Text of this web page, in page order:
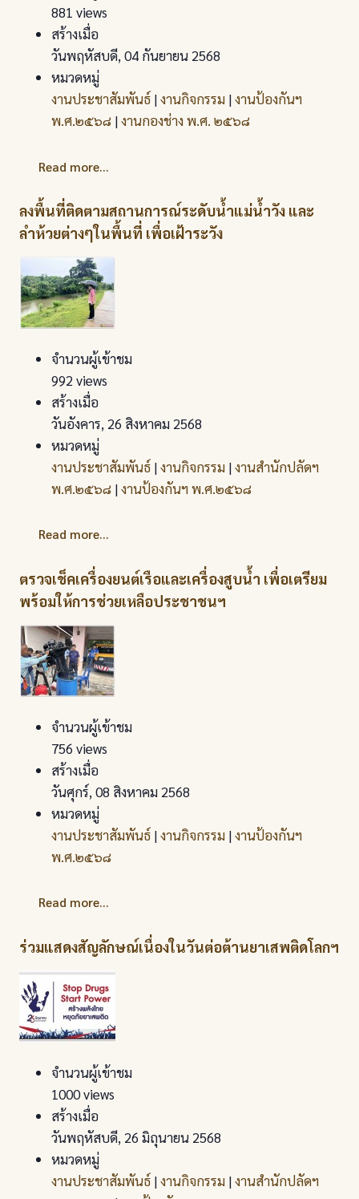
881 views
สร้างเมื่อ
วันพฤหัสบดี, 04 กันยายน 2568
หมวดหมู่
งานประชาสัมพันธ์ |งานกิจกรรม |งานป้องกันฯ
พ.ศ.๒๕๖๘ |งานกองช่าง พ.ศ. ๒๕๖๘
Read more...
ลงพื้นที่ติดตามสถานการณ์ระดับน้ำแม่น้ำวัง และ
ลำห้วยต่างๆในพื้นที่ เพื่อเฝ้าระวัง
จำนวนผู้เข้าชม
992 views
สร้างเมื่อ
วันอังคาร, 26 สิงหาคม 2568
หมวดหมู่
งานประชาสัมพันธ์ |งานกิจกรรม |งานสำนักปลัดฯ
พ.ศ.๒๕๖๘ |งานป้องกันฯ พ.ศ.๒๕๖๘
Read more...
ตรวจเช็คเครื่องยนต์เรือและเครื่องสูบน้ำ เพื่อเตรียม
พร้อมให้การช่วยเหลือประชาชนฯ
จำนวนผู้เข้าชม
756 views
สร้างเมื่อ
วันศุกร์, 08 สิงหาคม 2568
หมวดหมู่
งานประชาสัมพันธ์ |งานกิจกรรม |งานป้องกันฯ
พ.ศ.๒๕๖๘
Read more...
ร่วมแสดงสัญลักษณ์เนื่องในวันต่อต้านยาเสพติดโลกฯ
จำนวนผู้เข้าชม
1000 views
สร้างเมื่อ
วันพฤหัสบดี, 26 มิถุนายน 2568
หมวดหมู่
งานประชาสัมพันธ์ |งานกิจกรรม |งานสำนักปลัดฯ